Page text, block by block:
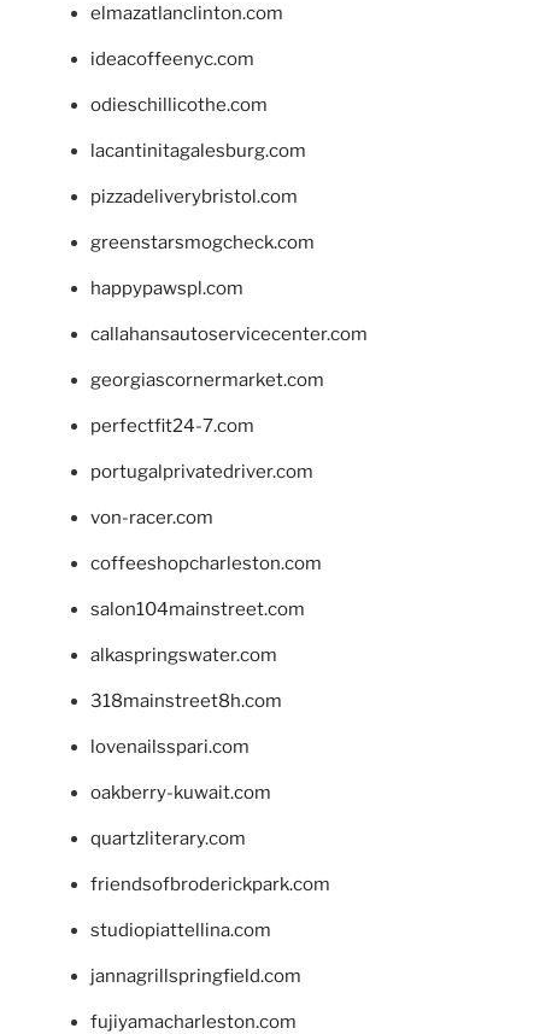
elmazatlanclinton.com
ideacoffeenyc.com
odieschillicothe.com
lacantinitagalesburg.com
pizzadeliverybristol.com
greenstarsmogcheck.com
happypawspl.com
callahansautoservicecenter.com
georgiascornermarket.com
perfectfit24-7.com
portugalprivatedriver.com
von-racer.com
coffeeshopcharleston.com
salon104mainstreet.com
alkaspringswater.com
318mainstreet8h.com
lovenailsspari.com
oakberry-kuwait.com
quartzliterary.com
friendsofbroderickpark.com
studiopiattellina.com
jannagrillspringfield.com
fujiyamacharleston.com